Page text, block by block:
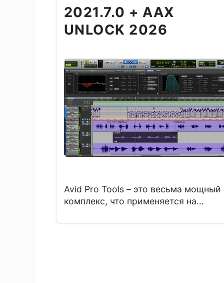
перетаскивание различных частей.
Prime; Artist; Professional.
Интегрированный сэмплер
вырезки звуков. Добавлять для
редактирования можно огромное
количество файлов. Язык
интерфейса: на Русском языке, на
Английском и других Лечение: …
Читать далее
2021.7.0 + AAX
UNLOCK 2026
Avid Pro Tools – это весьма мощный
комплекс, что применяется на